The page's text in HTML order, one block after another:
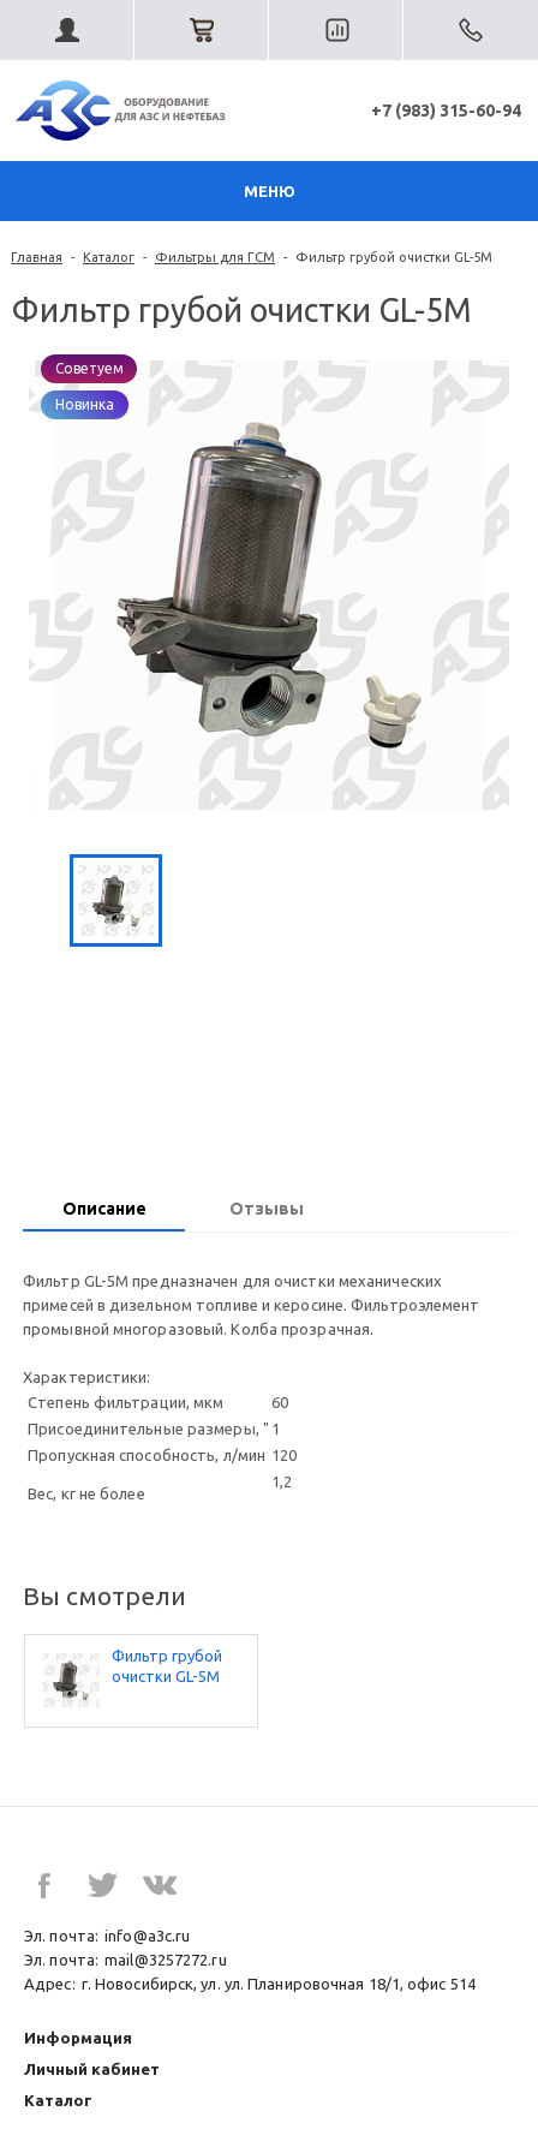
+7 (983) 315-60-94
МЕНЮ
Главная - Каталог - Фильтры для ГСМ - Фильтр грубой очистки GL-5М
Фильтр грубой очистки GL-5М
Советуем
Новинка
Описание Отзывы
Фильтр GL-5M предназначен для очистки механических
примесей в дизельном топливе и керосине. Фильтроэлемент
промывной многоразовый. Колба прозрачная.
Характеристики:
Степень фильтрации, мкм
60
Присоединительные размеры, " 1
Пропускная способность, л/мин 120
Вес, кг не более
1,2
Вы смотрели
Фильтр грубой
очистки GL-5М
Эл. почта: info@a3c.ru
Эл. почта: mail@3257272.ru
Адрес: г. Новосибирск, ул. ул. Планировочная 18/1, офис 514
Информация
Личный кабинет
Каталог